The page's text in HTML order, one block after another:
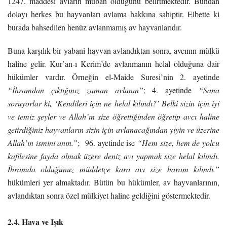
dolayı herkes bu hayvanları avlama hakkına sahiptir. Elbette ki
burada bahsedilen henüz avlanmamış av hayvanlarıdır.
Buna karşılık bir yabani hayvan avlandıktan sonra, avcının mülkü
haline gelir. Kur’an-ı Kerim’de avlanmanın helal olduğuna dair
hükümler vardır. Örneğin el-Maide Suresi’nin 2. ayetinde
“İhramdan çıktığınız zaman avlanın”; 4. ayetinde “Sana
soruyorlar ki, ‘Kendileri için ne helal kılındı?’ Belki sizin için iyi
ve temiz şeyler ve Allah’ın size öğrettiğinden öğretip avcı haline
getirdiğiniz hayvanların sizin için avlanacağından yiyin ve üzerine
Allah’ın ismini anın.”; 96. ayetinde ise “Hem size, hem de yolcu
kafilesine fayda olmak üzere deniz avı yapmak size helal kılındı.
İhramda olduğunuz müddetçe kara avı size haram kılındı.”
hükümleri yer almaktadır. Bütün bu hükümler, av hayvanlarının,
avlandıktan sonra özel mülkiyet haline geldiğini göstermektedir.
2.4. Hava ve Işık